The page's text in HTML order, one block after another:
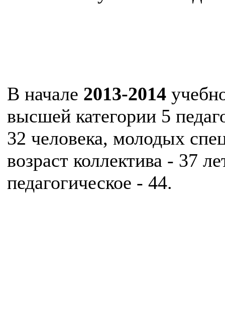
В начале 2013-2014
высшей категории 5
32 человека, молодых
возраст коллектива - 37
педагогическое - 44.